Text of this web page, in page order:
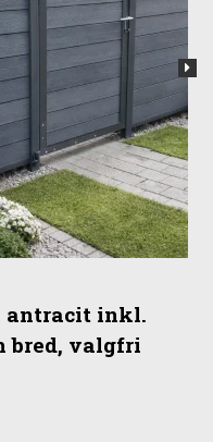
antracit inkl.
bred, valgfri